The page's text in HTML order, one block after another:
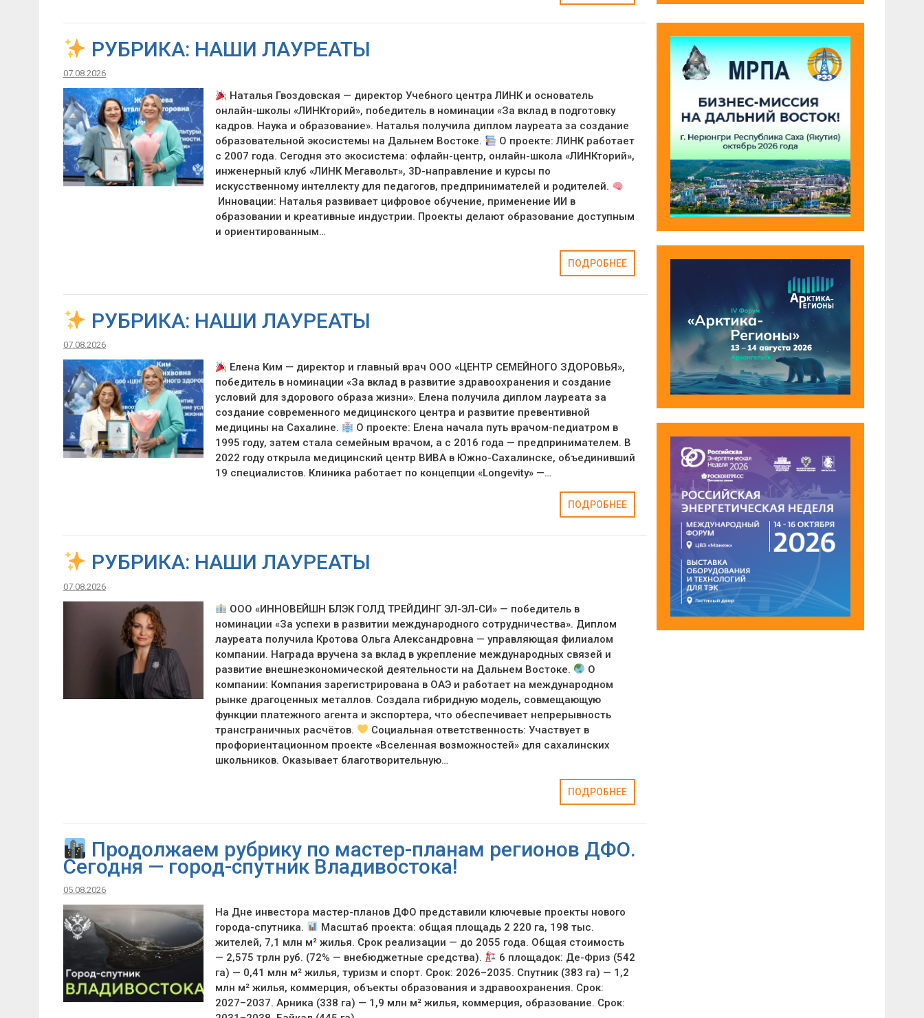
РУБРИКА: НАШИ ЛАУРЕАТЫ
07.08.2026
Наталья Гвоздовская — директор Учебного центра ЛИНК и основатель
онлайн-школы «ЛИНКторий», победитель в номинации «За вклад в подготовку
кадров. Наука и образование». Наталья получила диплом лауреата за создание
образовательной экосистемы на Дальнем Востоке.
О проекте: ЛИНК работает
с 2007 года. Сегодня это экосистема: офлайн-центр, онлайн-школа «ЛИНКторий»,
инженерный клуб «ЛИНК Мегавольт», 3D-направление и курсы по
искусственному интеллекту для педагогов, предпринимателей и родителей.
Инновации: Наталья развивает цифровое обучение, применение ИИ в
образовании и креативные индустрии. Проекты делают образование доступным
и ориентированным…
ПОДРОБНЕЕ
РУБРИКА: НАШИ ЛАУРЕАТЫ
07.08.2026
Елена Ким — директор и главный врач ООО «ЦЕНТР СЕМЕЙНОГО ЗДОРОВЬЯ»,
победитель в номинации «За вклад в развитие здравоохранения и создание
условий для здорового образа жизни». Елена получила диплом лауреата за
создание современного медицинского центра и развитие превентивной
медицины на Сахалине.
О проекте: Елена начала путь врачом-педиатром в
1995 году, затем стала семейным врачом, а с 2016 года — предпринимателем. В
2022 году открыла медицинский центр ВИВА в Южно-Сахалинске, объединивший
19 специалистов. Клиника работает по концепции «Longevity» —…
ПОДРОБНЕЕ
РУБРИКА: НАШИ ЛАУРЕАТЫ
07.08.2026
ООО «ИННОВЕЙШН БЛЭК ГОЛД ТРЕЙДИНГ ЭЛ-ЭЛ-СИ» — победитель в
номинации «За успехи в развитии международного сотрудничества». Диплом
лауреата получила Кротова Ольга Александровна — управляющая филиалом
компании. Награда вручена за вклад в укрепление международных связей и
развитие внешнеэкономической деятельности на Дальнем Востоке.
О
компании: Компания зарегистрирована в ОАЭ и работает на международном
рынке драгоценных металлов. Создала гибридную модель, совмещающую
функции платежного агента и экспортера, что обеспечивает непрерывность
трансграничных расчётов.
Социальная ответственность: Участвует в
профориентационном проекте «Вселенная возможностей» для сахалинских
школьников. Оказывает благотворительную…
ПОДРОБНЕЕ
Продолжаем рубрику по мастер-планам регионов ДФО.
Сегодня — город-спутник Владивостока!
05.08.2026
На Дне инвестора мастер-планов ДФО представили ключевые проекты нового
города-спутника.
Масштаб проекта: общая площадь 2 220 га, 198 тыс.
жителей, 7,1 млн м² жилья. Срок реализации — до 2055 года. Общая стоимость
— 2,575 трлн руб. (72% — внебюджетные средства).
6 площадок: Де-Фриз (542
га) — 0,41 млн м² жилья, туризм и спорт. Срок: 2026–2035. Спутник (383 га) — 1,2
млн м² жилья, коммерция, объекты образования и здравоохранения. Срок:
2027–2037. Арника (338 га) — 1,9 млн м² жилья, коммерция, образование. Срок: